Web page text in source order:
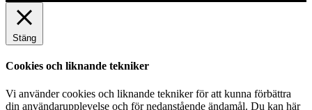
Stäng
Cookies och liknande tekniker
Vi använder cookies och liknande tekniker för att kunna förbättra
din användarupplevelse och för nedanstående ändamål. Du kan här